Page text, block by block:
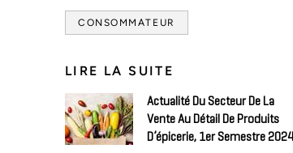
CONSOMMATEUR
LIRE LA SUITE
Actualité Du Secteur De La
Vente Au Détail De Produits
D’épicerie, 1er Semestre 2024